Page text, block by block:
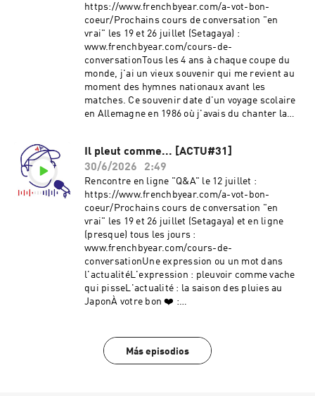
Instagram : @frenchbyear @ultrapieru (日本
語)Hébergé par Ausha. Visitez
ausha.co/politique-de-confidentialite pour plus
d'informations.
https://www.frenchbyear.com/a-vot-bon-
coeur/Prochains cours de conversation "en
vrai" les 19 et 26 juillet (Setagaya) :
www.frenchbyear.com/cours-de-
conversationTous les 4 ans à chaque coupe du
monde, j'ai un vieux souvenir qui me revient au
moment des hymnes nationaux avant les
matches. Ce souvenir date d'un voyage scolaire
en Allemagne en 1986 où j'avais du chanter la
paroles.Vous souhaitez soutenir mon podcast?
https://www.frenchbyear.com/a-vot-bon-
coeur/Ma newsletter :
www.frenchbyear.com/newsletterMon
Instagram : @frenchbyear @ultrapieru (日本
語)Hébergé par Ausha. Visitez
ausha.co/politique-de-confidentialite pour plus
d'informations.
Il pleut comme... [ACTU#31]
30/6/2026
2:49
Rencontre en ligne "Q&A" le 12 juillet :
https://www.frenchbyear.com/a-vot-bon-
coeur/Prochains cours de conversation "en
vrai" les 19 et 26 juillet (Setagaya) et en ligne
(presque) tous les jours :
www.frenchbyear.com/cours-de-
conversationUne expression ou un mot dans
l'actualitéL'expression : pleuvoir comme vache
qui pisseL'actualité : la saison des pluies au
JaponÀ votre bon ❤️ :
www.frenchbyear.com/newsletterMon
Instagram : @frenchbyear @ultrapieru (日本
Más episodios